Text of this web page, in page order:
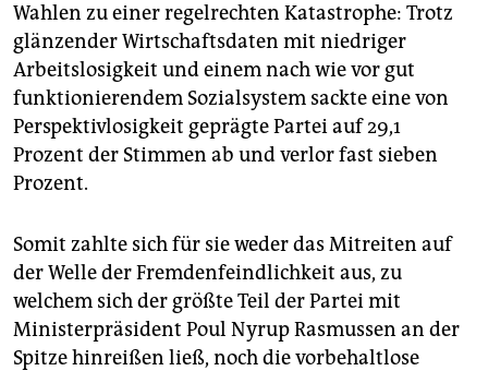
Wahlen zu einer regelrechten Katastrophe: Trotz
glänzender Wirtschaftsdaten mit niedriger
Arbeitslosigkeit und einem nach wie vor gut
funktionierendem Sozialsystem sackte eine von
Perspektivlosigkeit geprägte Partei auf 29,1
Prozent der Stimmen ab und verlor fast sieben
Prozent.
Somit zahlte sich für sie weder das Mitreiten auf
der Welle der Fremdenfeindlichkeit aus, zu
welchem sich der größte Teil der Partei mit
Ministerpräsident Poul Nyrup Rasmussen an der
Spitze hinreißen ließ, noch die vorbehaltlose